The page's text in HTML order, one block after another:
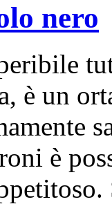
nero
è un
è